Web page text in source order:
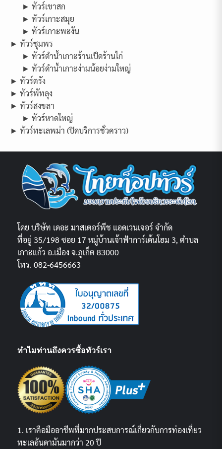
► ทัวร์เขาสก
► ทัวร์เกาะสมุย
► ทัวร์เกาะพะงัน
► ทัวร์ชุมพร
► ทัวร์ดำน้ำเกาะร้านเป็ดร้านไก่
► ทัวร์ดำน้ำเกาะง่ามน้อยง่ามใหญ่
► ทัวร์ตรัง
► ทัวร์พัทลุง
► ทัวร์สงขลา
► ทัวร์หาดใหญ่
► ทัวร์ทะเลพม่า (ปิดบริการชั่วคราว)
โดย บริษัท เดอะ มาสเตอร์พีช แอดเวนเจอร์ จำกัด
ที่อยู่ 35/198 ซอย 17 หมู่บ้านเจ้าฟ้าการ์เด้นโฮม 3, ตำบล
เกาะแก้ว อ.เมือง จ.ภูเก็ต 83000
โทร. 082-6456663
ทำไมท่านถึงควรซื้อทัวร์เรา
1. เราคือมืออาชีพที่มากประสบการณ์เกี่ยวกับการท่องเที่ยว
ทะเลอันดามันมากว่า 20 ปี